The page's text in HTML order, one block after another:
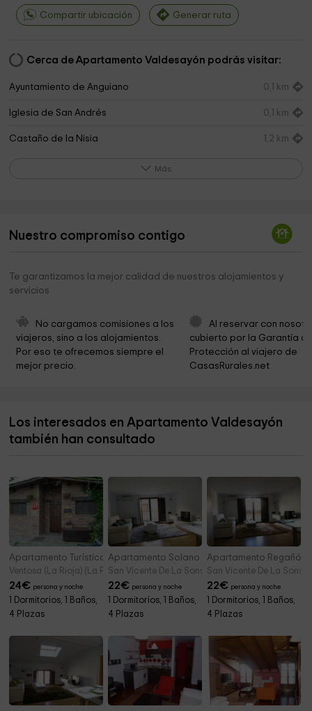
Compartir ubicación Generar ruta
Cerca de Apartamento Valdesayón podrás visitar:
Ayuntamiento de Anguiano 0,1 km
Iglesia de San Andrés 0,1 km
Castaño de la Nisia 1,2 km
Roble de las Once 5,6 km
Ayuntamiento de Tobía
Ayuntamiento de Ledesma de la Cogolla
Ermita Virgen de los Parrales
Parroquia De San Pelayo 8,0 km
Más
Nuestro compromiso contigo
Te garantizamos la mejor calidad de nuestros alojamientos y
servicios
No cargamos comisiones a los
viajeros, sino a los alojamientos.
Por eso te ofrecemos siempre el
mejor precio.
Al reservar con
cubierto por la Garantía
Protección al viajero de
CasasRurales.net
Los interesados en Apartamento Valdesayón
también han consultado
Apartamento Turístico Loft & Garden
Ventosa (La Rioja) (La Rioja)
24€ persona y noche
1 Dormitorios, 1 Baños,
4 Plazas
Apartamento Solano
San Vicente De La Sonsierra (La Rioja)
22€ persona y noche
1 Dormitorios, 1 Baños,
4 Plazas
Apartamento Regañón
San Vicente De La
22€ persona y noche
1 Dormitorios, 1 Baños,
4 Plazas